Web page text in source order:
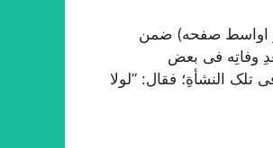
علاّمه حلّی در روضات طبع سنگی، جلد ١، صفحه ١٧٥ (در اواسط صفحه) ضمن
وفاتِه فی بعض
تلک النشأةِ؛ فقال: ”لولا